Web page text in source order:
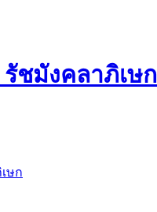
ชมังคลาภิเษก
ษก